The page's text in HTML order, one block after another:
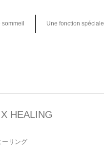
Une fonction spéciale
HEALING
ーリング